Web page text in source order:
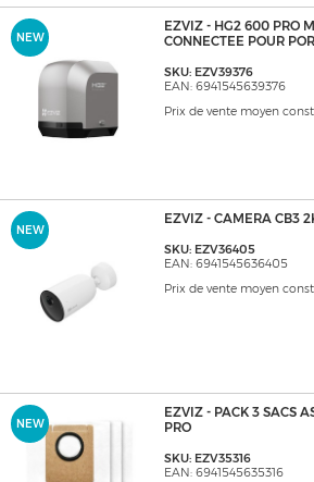
NEW
EZVIZ - HG2 600 PRO
CONNECTEE POUR
SKU: EZV39376
EAN: 6941545639376
Prix de vente moyen
NEW
EZVIZ - CAMERA CB3
SKU: EZV36405
EAN: 6941545636405
Prix de vente moyen
NEW
EZVIZ - PACK 3 SACS
PRO
SKU: EZV35316
EAN: 6941545635316